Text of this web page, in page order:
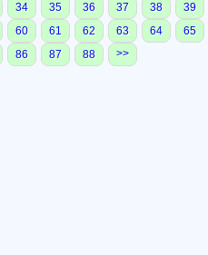
34 35 36 37 38
39
60 61 62 63 64
65
86 87 88 >>